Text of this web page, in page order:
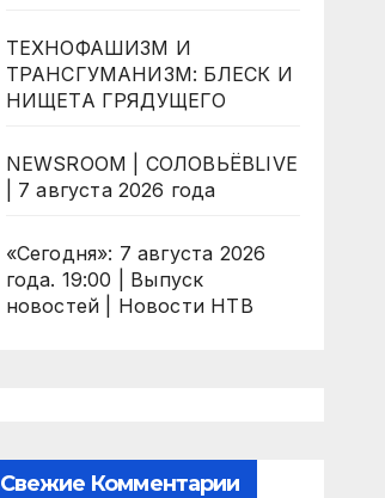
ТЕХНОФАШИЗМ И
ТРАНСГУМАНИЗМ: БЛЕСК И
НИЩЕТА ГРЯДУЩЕГО
NEWSROOM | СОЛОВЬЁВLIVE
| 7 августа 2026 года
«Сегодня»: 7 августа 2026
года. 19:00 | Выпуск
новостей | Новости НТВ
Свежие Комментарии